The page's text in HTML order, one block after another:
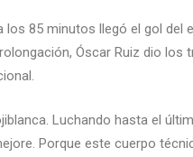
85 minutos llegó el gol
Óscar Ruiz dio los
Luchando hasta el
Porque este cuerpo